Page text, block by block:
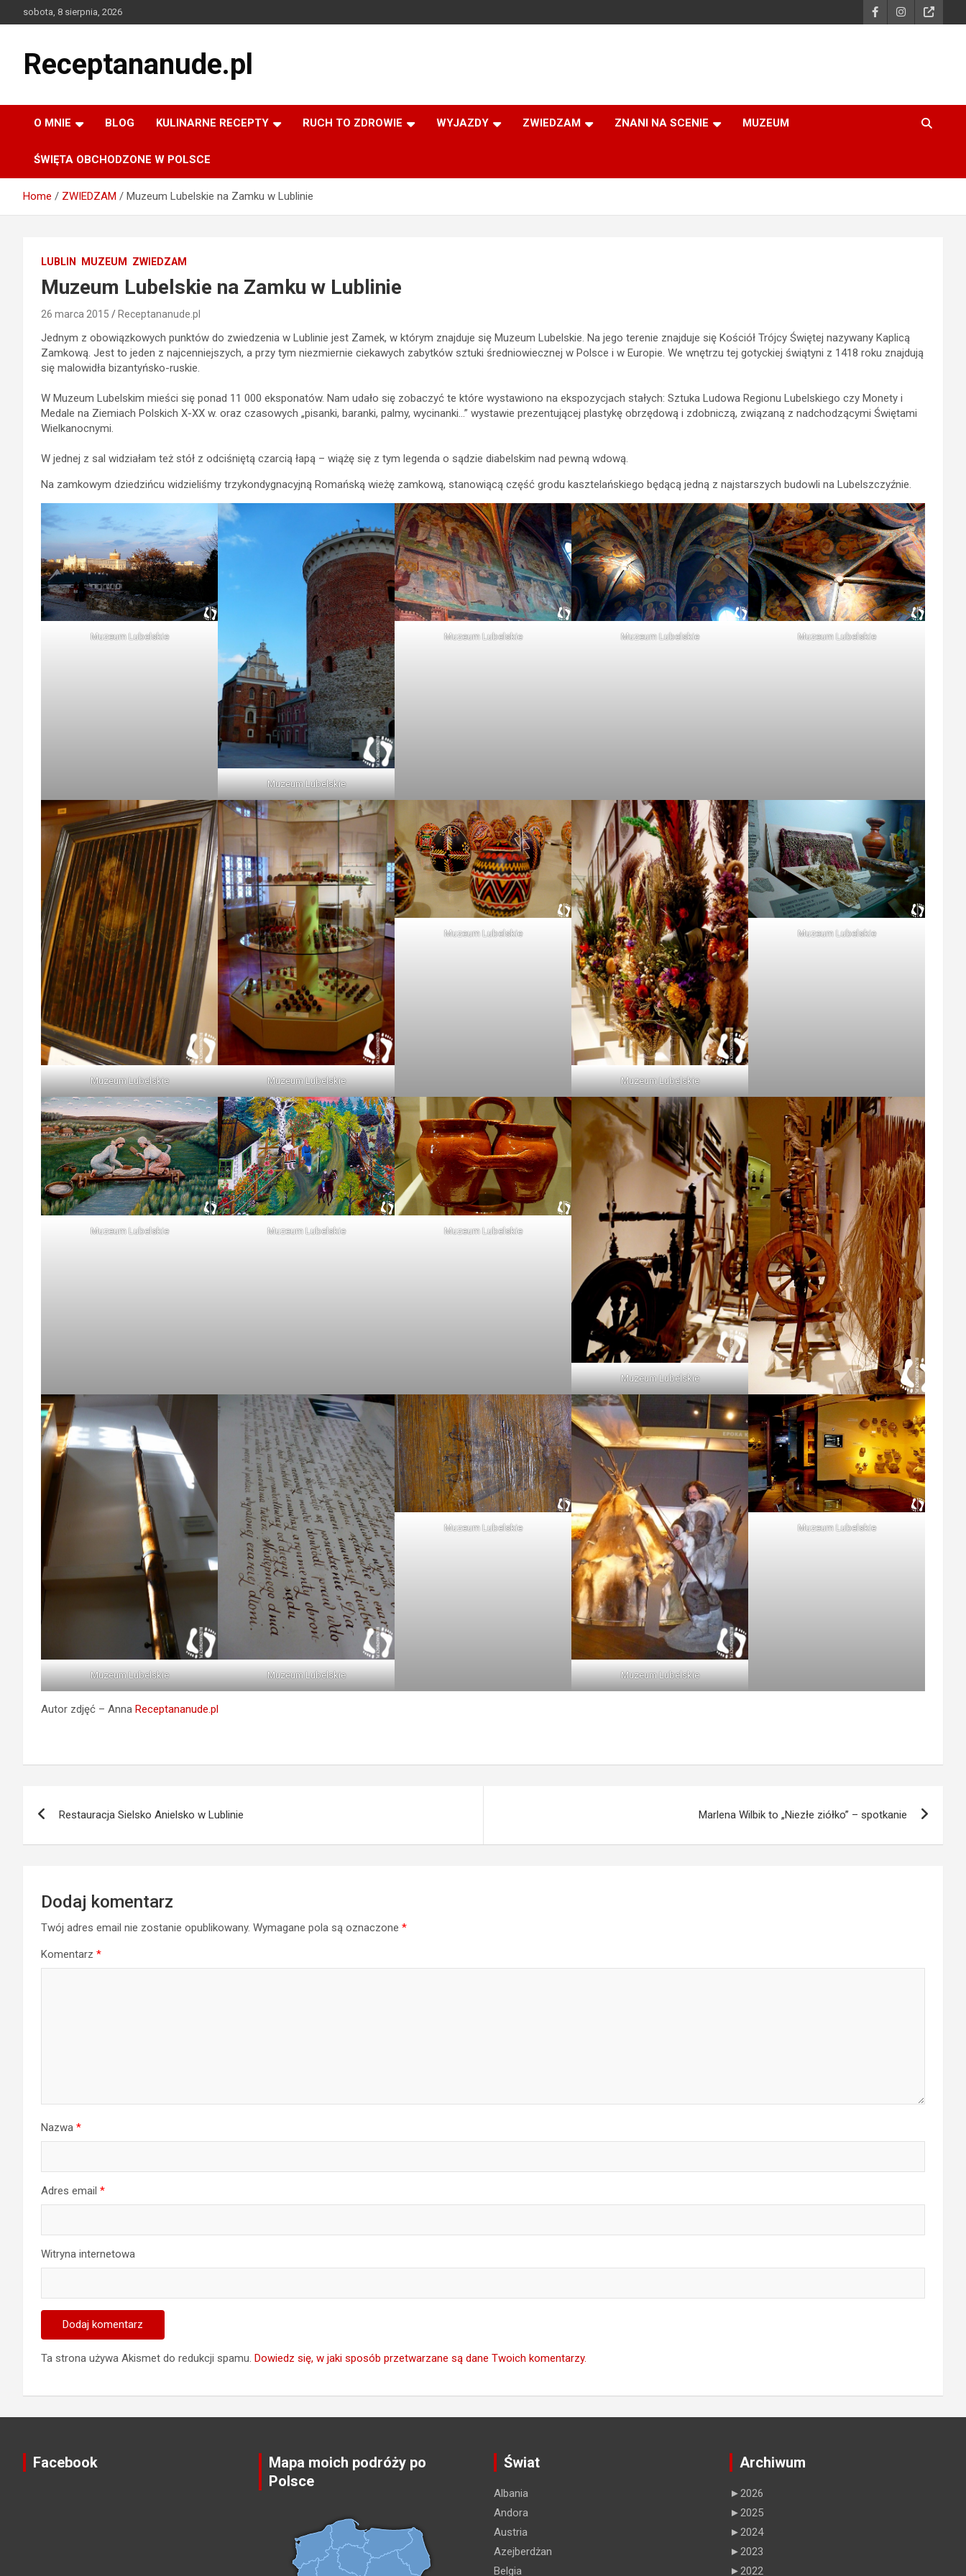
to
sobota, 8 sierpnia, 2026
Receptananude.pl
O MNIE BLOG KULINARNE RECEPTY RUCH TO ZDROWIE WYJAZDY ZWIEDZAM ZNANI NA SCENIE MUZEUM
ŚWIĘTA OBCHODZONE W POLSCE
Home ZWIEDZAM Muzeum Lubelskie na Zamku w Lublinie
LUBLIN MUZEUM ZWIEDZAM
Muzeum Lubelskie na Zamku w Lublinie
26 marca 2015 Receptananude.pl
Jednym z obowiązkowych punktów do zwiedzenia w Lublinie jest Zamek, w którym znajduje się Muzeum Lubelskie. Na jego terenie znajduje się Kościół Trójcy Świętej nazywany Kaplicą
Zamkową. Jest to jeden z najcenniejszych, a przy tym niezmiernie ciekawych zabytków sztuki średniowiecznej w Polsce i w Europie. We wnętrzu tej gotyckiej świątyni z 1418 roku znajdują
się malowidła bizantyńsko-ruskie.
W Muzeum Lubelskim mieści się ponad 11 000 eksponatów. Nam udało się zobaczyć te które wystawiono na ekspozycjach stałych: Sztuka Ludowa Regionu Lubelskiego czy Monety i
Medale na Ziemiach Polskich X-XX w. oraz czasowych „pisanki, baranki, palmy, wycinanki…” wystawie prezentującej plastykę obrzędową i zdobniczą, związaną z nadchodzącymi Świętami
Wielkanocnymi.
W jednej z sal widziałam też stół z odciśniętą czarcią łapą – wiążę się z tym legenda o sądzie diabelskim nad pewną wdową.
Na zamkowym dziedzińcu widzieliśmy trzykondygnacyjną Romańską wieżę zamkową, stanowiącą część grodu kasztelańskiego będącą jedną z najstarszych budowli na Lubelszczyźnie.
Muzeum Lubelskie
Muzeum Lubelskie
Muzeum Lubelskie Muzeum Lubelskie Muzeum Lubelskie
Muzeum Lubelskie Muzeum Lubelskie
Muzeum Lubelskie
Muzeum Lubelskie
Muzeum Lubelskie
Muzeum Lubelskie Muzeum Lubelskie Muzeum Lubelskie
Muzeum Lubelskie
Muzeum Lubelskie Muzeum Lubelskie
Muzeum Lubelskie
Muzeum Lubelskie
Muzeum Lubelskie
Autor zdjęć – Anna Receptananude.pl
Restauracja Sielsko Anielsko w Lublinie Marlena Wilbik to „Niezłe ziółko” – spotkanie
Dodaj komentarz
Twój adres email nie zostanie opublikowany. Wymagane pola są oznaczone *
Komentarz *
Nazwa *
Adres email *
Witryna internetowa
Ta strona używa Akismet do redukcji spamu. Dowiedz się, w jaki sposób przetwarzane są dane Twoich komentarzy.
Facebook
Mapa moich podróży po
Polsce
Świat
Albania
Andora
Austria
Azejberdżan
Belgia
Archiwum
►2026
►2025
►2024
►2023
►2022